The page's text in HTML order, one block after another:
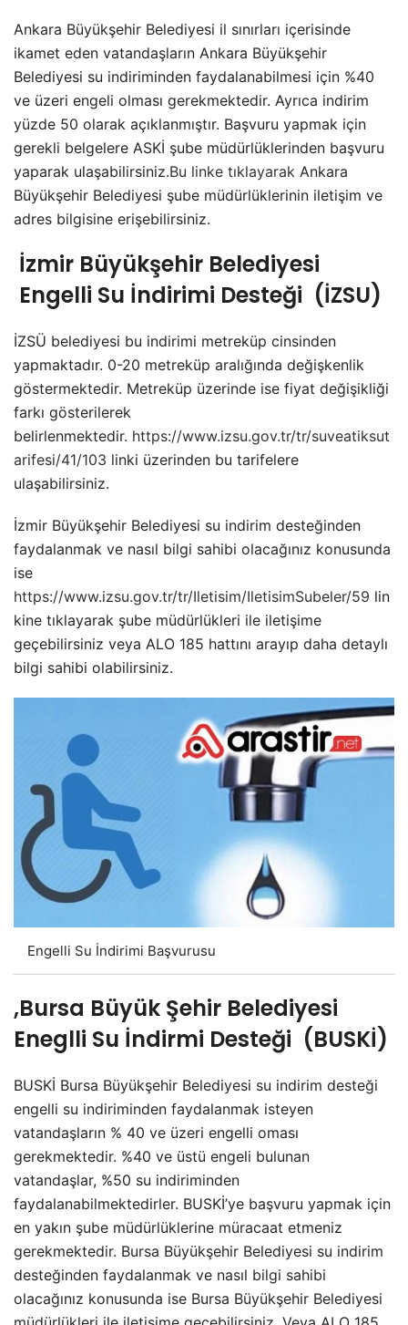
Ankara Büyükşehir Belediyesi il sınırları içerisinde
ikamet eden vatandaşların Ankara Büyükşehir
Belediyesi su indiriminden faydalanabilmesi için %40
ve üzeri engeli olması gerekmektedir. Ayrıca indirim
yüzde 50 olarak açıklanmıştır. Başvuru yapmak için
gerekli belgelere ASKİ şube müdürlüklerinden başvuru
yaparak ulaşabilirsiniz.Bu linke tıklayarak Ankara
Büyükşehir Belediyesi şube müdürlüklerinin iletişim ve
adres bilgisine erişebilirsiniz.
İzmir Büyükşehir Belediyesi
Engelli Su İndirimi Desteği (İZSU)
İZSÜ belediyesi bu indirimi metreküp cinsinden
yapmaktadır. 0-20 metreküp aralığında değişkenlik
göstermektedir. Metreküp üzerinde ise fiyat değişikliği
farkı gösterilerek
belirlenmektedir. https://www.izsu.gov.tr/tr/suveatiksut
arifesi/41/103 linki üzerinden bu tarifelere
ulaşabilirsiniz.
İzmir Büyükşehir Belediyesi su indirim desteğinden
faydalanmak ve nasıl bilgi sahibi olacağınız konusunda
ise
https://www.izsu.gov.tr/tr/Iletisim/IletisimSubeler/59 lin
kine tıklayarak şube müdürlükleri ile iletişime
geçebilirsiniz veya ALO 185 hattını arayıp daha detaylı
bilgi sahibi olabilirsiniz.
Engelli Su İndirimi Başvurusu
,Bursa Büyük Şehir Belediyesi
Eneglli Su İndirmi Desteği (BUSKİ)
BUSKİ Bursa Büyükşehir Belediyesi su indirim desteği
engelli su indiriminden faydalanmak isteyen
vatandaşların % 40 ve üzeri engelli oması
gerekmektedir. %40 ve üstü engeli bulunan
vatandaşlar, %50 su indiriminden
faydalanabilmektedirler. BUSKİ’ye başvuru yapmak için
en yakın şube müdürlüklerine müracaat etmeniz
gerekmektedir. Bursa Büyükşehir Belediyesi su indirim
desteğinden faydalanmak ve nasıl bilgi sahibi
olacağınız konusunda ise Bursa Büyükşehir Belediyesi